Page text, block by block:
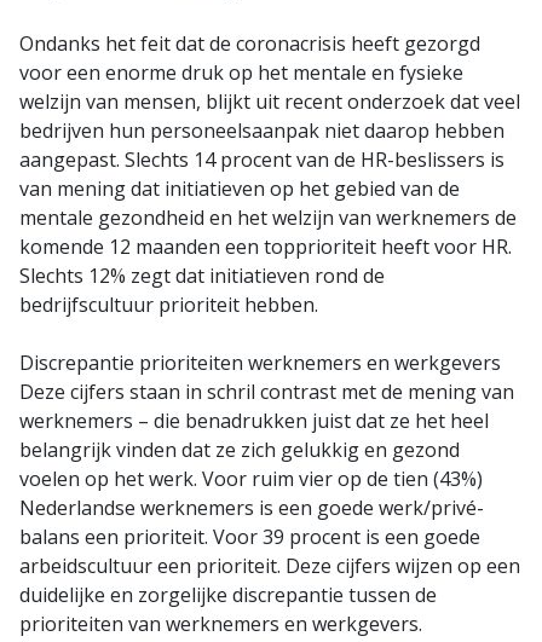
Ondanks het feit dat de coronacrisis heeft gezorgd
voor een enorme druk op het mentale en fysieke
welzijn van mensen, blijkt uit recent onderzoek dat veel
bedrijven hun personeelsaanpak niet daarop hebben
aangepast. Slechts 14 procent van de HR-beslissers is
van mening dat initiatieven op het gebied van de
mentale gezondheid en het welzijn van werknemers de
komende 12 maanden een topprioriteit heeft voor HR.
Slechts 12% zegt dat initiatieven rond de
bedrijfscultuur prioriteit hebben.
Discrepantie prioriteiten werknemers en werkgevers
Deze cijfers staan in schril contrast met de mening van
werknemers – die benadrukken juist dat ze het heel
belangrijk vinden dat ze zich gelukkig en gezond
voelen op het werk. Voor ruim vier op de tien (43%)
Nederlandse werknemers is een goede werk/privé-
balans een prioriteit. Voor 39 procent is een goede
arbeidscultuur een prioriteit. Deze cijfers wijzen op een
duidelijke en zorgelijke discrepantie tussen de
prioriteiten van werknemers en werkgevers.